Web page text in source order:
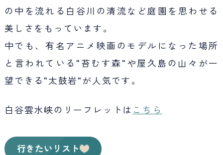
の中を流れる白谷川の清流など庭園を思わせる
美しさをもっています。
中でも、有名アニメ映画のモデルになった場所
と言われている"苔むす森"や屋久島の山々が一
望できる"太鼓岩"が人気です。
白谷雲水峡のリーフレットは こちら
行きたいリスト